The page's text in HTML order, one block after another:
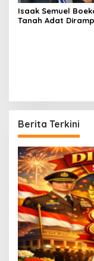
Isaak Semuel
Tanah Adat
Berita Terkini